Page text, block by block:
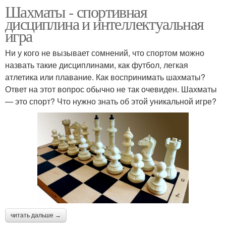
Шахматы - спортивная
дисциплина и интеллектуальная
игра
Ни у кого не вызывает сомнений, что спортом можно
назвать такие дисциплинами, как футбол, легкая
атлетика или плавание. Как воспринимать шахматы?
Ответ на этот вопрос обычно не так очевиден. Шахматы
— это спорт? Что нужно знать об этой уникальной игре?
читать дальше →